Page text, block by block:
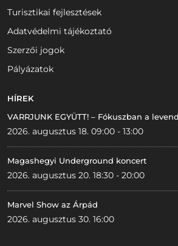
Turisztikai fejlesztések
Adatvédelmi tájékoztató
Szerzői jogok
Pályázatok
HÍREK
VARRJUNK EGYÜTT! – Fókuszban a
2026. augusztus 18. 09:00 - 13:00
Magashegyi Underground koncert
2026. augusztus 20. 18:30 - 20:00
Marvel Show az Árpád
2026. augusztus 30. 16:00